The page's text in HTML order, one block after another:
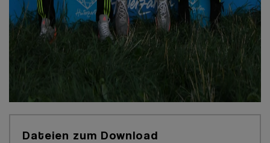
Dateien zum Download